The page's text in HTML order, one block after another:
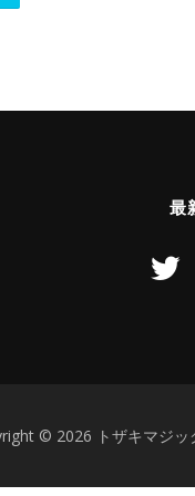
最
© 2026 トザキマジッ